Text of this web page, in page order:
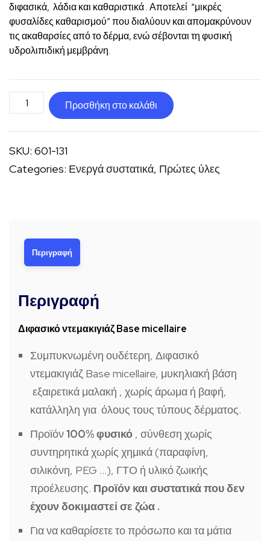
διφασικά, λάδια και καθαριστικά . Αποτελεί “μικρές
φυσαλίδες καθαρισμού” που διαλύουν και απομακρύνουν
τις ακαθαρσίες από το δέρμα, ενώ σέβονται τη φυσική
υδρολιπιδική μεμβράνη.
Διφασικό
ντεμακιγιάζ
Base
micellaire
ποσότητα
Προσθήκη στο καλάθι
SKU: 601-131
Categories: Ενεργά συστατικά, Πρώτες ύλες
Περιγραφή
Περιγραφή
Διφασικό ντεμακιγιάζ Base micellaire
Συμπυκνωμένη ουδέτερη, Διφασικό
ντεμακιγιάζ Base micellaire, μυκηλιακή βάση
εξαιρετικά μαλακή , χωρίς άρωμα ή βαφή,
κατάλληλη για όλους τους τύπους δέρματος.
Προϊόν100% φυσικό , σύνθεση χωρίς
συντηρητικά χωρίς χημικά (παραφίνη,
σιλικόνη, PEG …), ΓΤΟ ή υλικό ζωικής
προέλευσης. Προϊόν και συστατικά που δεν
έχουν δοκιμαστεί σε ζώα .
Για να καθαρίσετετο πρόσωπο και τα μάτια